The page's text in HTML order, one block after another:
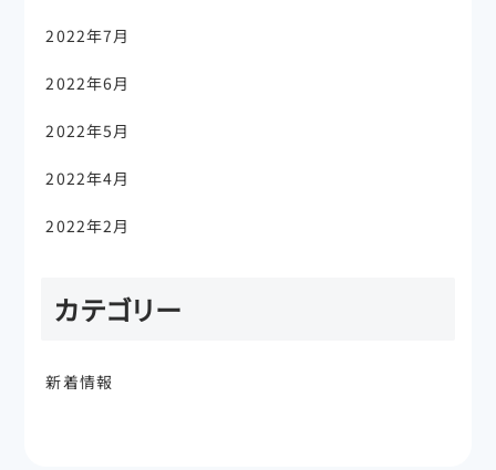
2022年7月
2022年6月
2022年5月
2022年4月
2022年2月
カテゴリー
新着情報